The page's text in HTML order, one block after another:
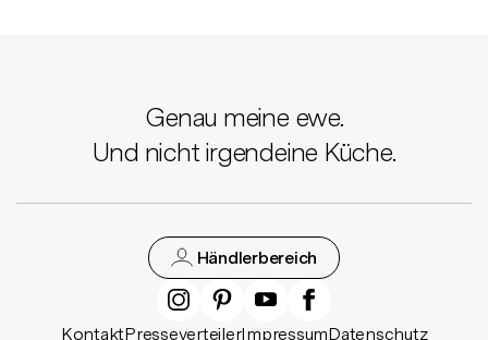
Genau meine ewe.
Und nicht irgendeine Küche.
Händlerbereich
KontaktPresseverteilerImpressumDatenschutz